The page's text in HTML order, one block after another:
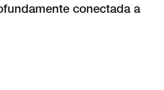
conectada a